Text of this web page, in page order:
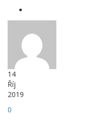
14
Říj
2019
0